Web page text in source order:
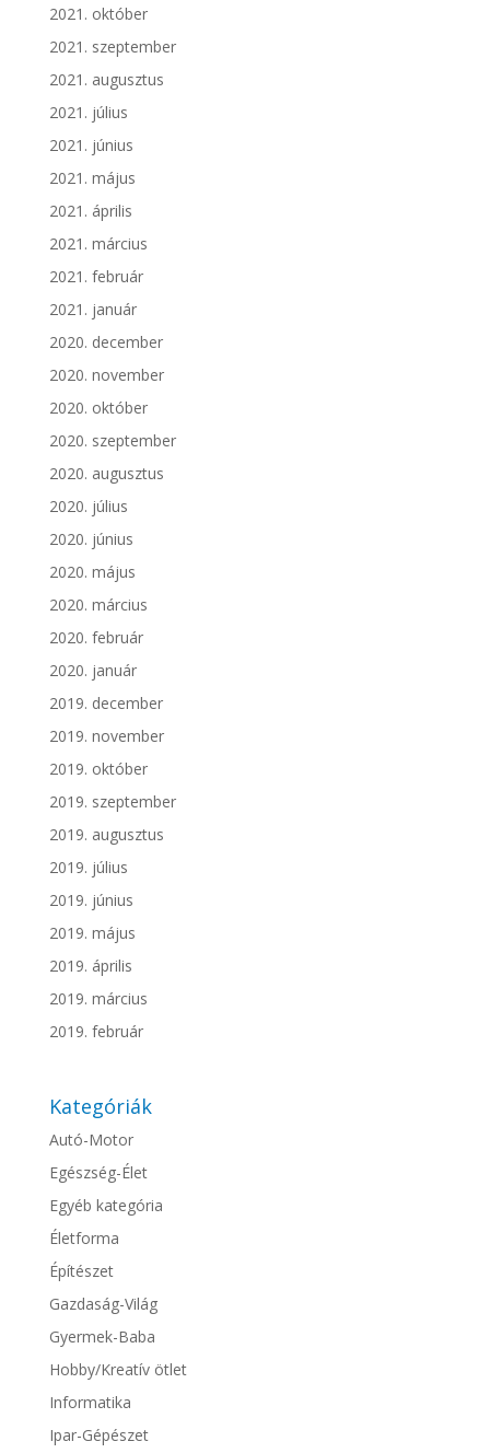
2021. október
2021. szeptember
2021. augusztus
2021. július
2021. június
2021. május
2021. április
2021. március
2021. február
2021. január
2020. december
2020. november
2020. október
2020. szeptember
2020. augusztus
2020. július
2020. június
2020. május
2020. március
2020. február
2020. január
2019. december
2019. november
2019. október
2019. szeptember
2019. augusztus
2019. július
2019. június
2019. május
2019. április
2019. március
2019. február
Kategóriák
Autó-Motor
Egészség-Élet
Egyéb kategória
Életforma
Építészet
Gazdaság-Világ
Gyermek-Baba
Hobby/Kreatív ötlet
Informatika
Ipar-Gépészet